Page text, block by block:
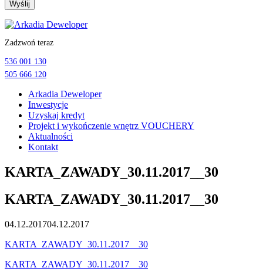
Przejdź
treści
Zadzwoń teraz
536 001 130
505 666 120
Arkadia Deweloper
Inwestycje
Uzyskaj kredyt
Projekt i wykończenie wnętrz VOUCHERY
Aktualności
Kontakt
KARTA_ZAWADY_30.11.2017__30
KARTA_ZAWADY_30.11.2017__30
04.12.201704.12.2017
KARTA_ZAWADY_30.11.2017__30
KARTA_ZAWADY_30.11.2017__30